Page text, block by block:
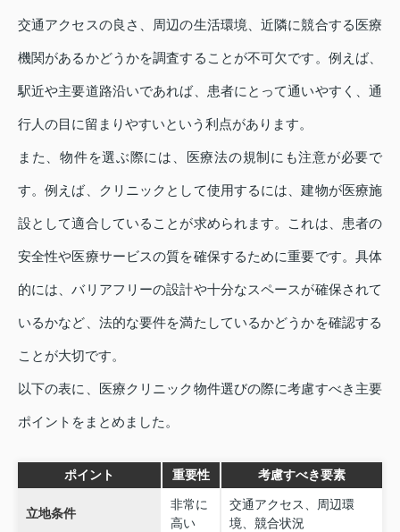
交通アクセスの良さ、周辺の生活環境、近隣に競合する医療
機関があるかどうかを調査することが不可欠です。例えば、
駅近や主要道路沿いであれば、患者にとって通いやすく、通
行人の目に留まりやすいという利点があります。
また、物件を選ぶ際には、医療法の規制にも注意が必要で
す。例えば、クリニックとして使用するには、建物が医療施
設として適合していることが求められます。これは、患者の
安全性や医療サービスの質を確保するために重要です。具体
的には、バリアフリーの設計や十分なスペースが確保されて
いるかなど、法的な要件を満たしているかどうかを確認する
ことが大切です。
以下の表に、医療クリニック物件選びの際に考慮すべき主要
ポイントをまとめました。
ポイント 重要性 考慮すべき要素
立地条件
非常に
高い
交通アクセス、周辺環
境、競合状況